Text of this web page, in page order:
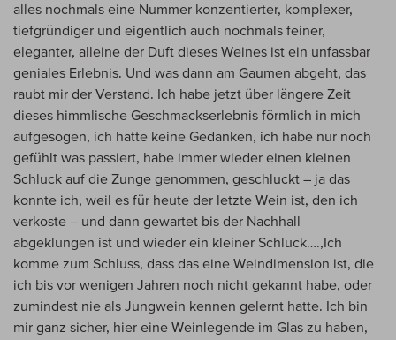
alles nochmals eine Nummer konzentierter, komplexer,
tiefgründiger und eigentlich auch nochmals feiner,
eleganter, alleine der Duft dieses Weines ist ein unfassbar
geniales Erlebnis. Und was dann am Gaumen abgeht, das
raubt mir der Verstand. Ich habe jetzt über längere Zeit
dieses himmlische Geschmackserlebnis förmlich in mich
aufgesogen, ich hatte keine Gedanken, ich habe nur noch
gefühlt was passiert, habe immer wieder einen kleinen
Schluck auf die Zunge genommen, geschluckt – ja das
konnte ich, weil es für heute der letzte Wein ist, den ich
verkoste – und dann gewartet bis der Nachhall
abgeklungen ist und wieder ein kleiner Schluck….,Ich
komme zum Schluss, dass das eine Weindimension ist, die
ich bis vor wenigen Jahren noch nicht gekannt habe, oder
zumindest nie als Jungwein kennen gelernt hatte. Ich bin
mir ganz sicher, hier eine Weinlegende im Glas zu haben,